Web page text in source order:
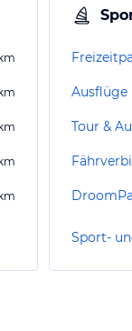
km
km
km
km
km
Ausflüge
Tour &